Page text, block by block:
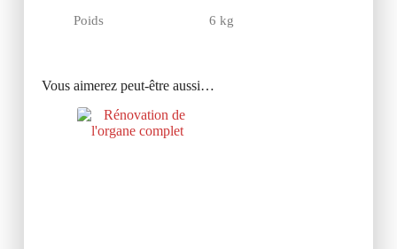
Poids 6 kg
Vous aimerez peut-être aussi…